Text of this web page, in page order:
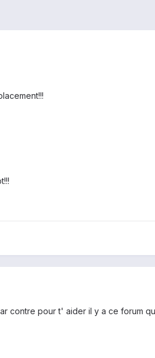
contre pour t' aider il y a ce forum